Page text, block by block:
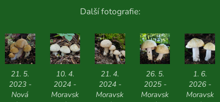
Další fotografie:
21. 5.
2023 -
Nová
10. 4.
2024 -
Moravsk
21. 4.
2024 -
Moravsk
26. 5.
2025 -
Moravsk
1. 6.
2026 -
Moravsk